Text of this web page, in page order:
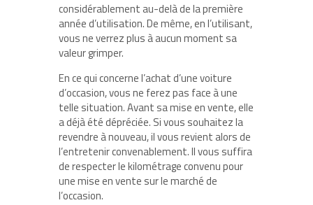
considérablement au-delà de la première
année d’utilisation. De même, en l’utilisant,
vous ne verrez plus à aucun moment sa
valeur grimper.
En ce qui concerne l’achat d’une voiture
d’occasion, vous ne ferez pas face à une
telle situation. Avant sa mise en vente, elle
a déjà été dépréciée. Si vous souhaitez la
revendre à nouveau, il vous revient alors de
l’entretenir convenablement. Il vous suffira
de respecter le kilométrage convenu pour
une mise en vente sur le marché de
l’occasion.